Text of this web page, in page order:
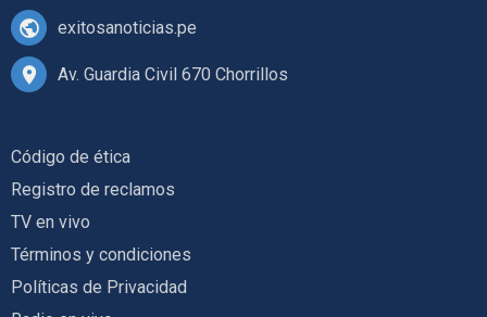
exitosanoticias.pe
Av. Guardia Civil 670 Chorrillos
Código de ética
Registro de reclamos
TV en vivo
Términos y condiciones
Políticas de Privacidad